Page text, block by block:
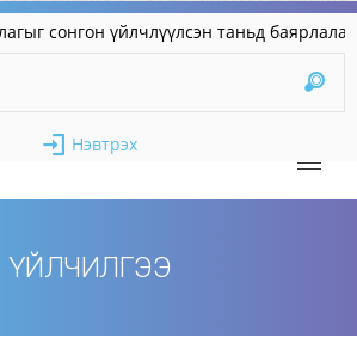
сонгон үйлчлүүлсэн таньд
Нэвтрэх
ҮЙЛЧИЛГЭЭ